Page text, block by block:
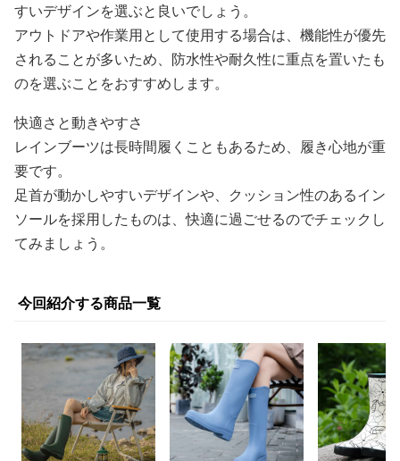
すいデザインを選ぶと良いでしょう。
アウトドアや作業用として使用する場合は、機能性が優先
されることが多いため、防水性や耐久性に重点を置いたも
のを選ぶことをおすすめします。
快適さと動きやすさ
レインブーツは長時間履くこともあるため、履き心地が重
要です。
足首が動かしやすいデザインや、クッション性のあるイン
ソールを採用したものは、快適に過ごせるのでチェックし
てみましょう。
今回紹介する商品一覧